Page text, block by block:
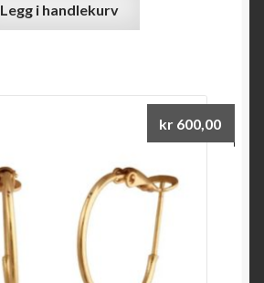
Legg i handlekurv
kr 600,00